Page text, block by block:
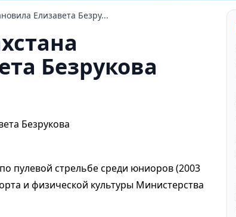
Елизавета Безру...
Безрукова
пулевой стрельбе среди юниоров (2003
и физической культуры Министерства